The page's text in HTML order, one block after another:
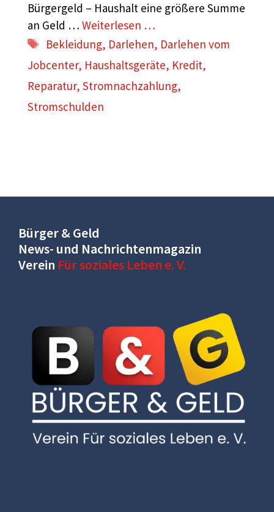
Bürgergeld – Haushalt eine größere Summe
an Geld … Weiterlesen …
Schlagwörter
Bekleidung, Darlehen, Darlehen vom
Jobcenter, Haushaltsgeräte, Kredit,
Reparatur, Stromnachzahlung,
Stromschulden
Bürger & Geld
News- und Nachrichtenmagazin
Verein Für soziales Leben e. V.